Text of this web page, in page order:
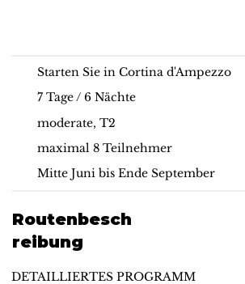
Starten Sie in Cortina d'Ampezzo
7 Tage / 6 Nächte
moderate, T2
maximal 8 Teilnehmer
Mitte Juni bis Ende September
Routenbesch
reibung
DETAILLIERTES PROGRAMM